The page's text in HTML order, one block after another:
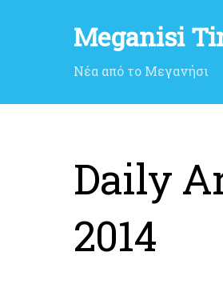
Meganisi
Νέα από το Μεγανήσι
Daily
2014